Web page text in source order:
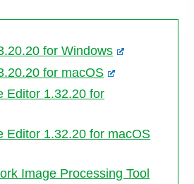
for Windows
for macOS
Editor 1.32.20 for
Editor 1.32.20 for macOS
Image Processing Tool